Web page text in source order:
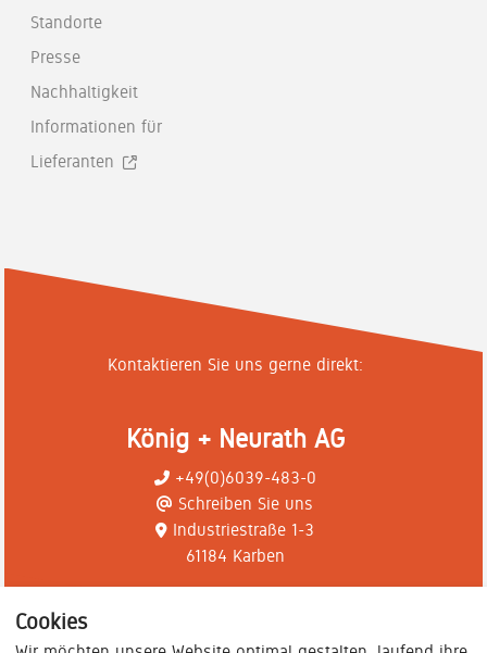
Standorte
Presse
Nachhaltigkeit
Informationen für
Lieferanten
Kontaktieren Sie uns gerne direkt:
König + Neurath AG
+49(0)6039-483-0
Schreiben Sie uns
Industriestraße 1-3
61184 Karben
Cookies